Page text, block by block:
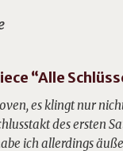
“Alle
es klingt nur
des ersten
ich allerdings